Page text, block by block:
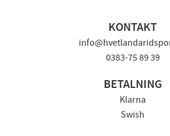
KONTAKT
0383-75 89 39
BETALNING
Klarna
Swish